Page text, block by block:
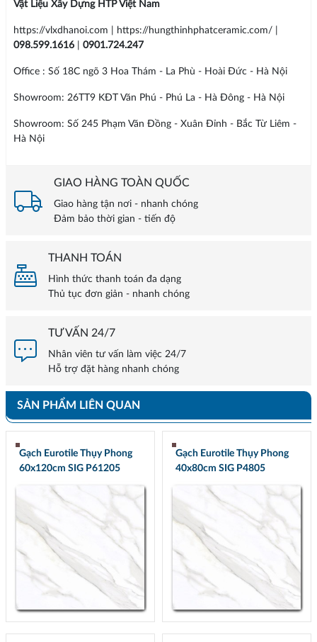
Vật Liệu Xây Dựng HTP Việt Nam
https://vlxdhanoi.com | https://hungthinhphatceramic.com/ |
098.599.1616| 0901.724.247
Office : Số 18C ngõ 3 Hoa Thám - La Phù - Hoài Đức - Hà Nội
Showroom: 26TT9 KĐT Văn Phú - Phú La - Hà Đông - Hà Nội
Showroom: Số 245 Phạm Văn Đồng - Xuân Đỉnh - Bắc Từ Liêm -
Hà Nội
GIAO HÀNG TOÀN QUỐC
Giao hàng tận nơi - nhanh chóng
Đảm bảo thời gian - tiến độ
THANH TOÁN
Hình thức thanh toán đa dạng
Thủ tục đơn giản - nhanh chóng
TƯ VẤN 24/7
Nhân viên tư vấn làm việc 24/7
Hỗ trợ đặt hàng nhanh chóng
SẢN PHẨM LIÊN QUAN
Gạch Eurotile Thụy Phong
60x120cm SIG P61205
Gạch Eurotile Thụy Phong
40x80cm SIG P4805